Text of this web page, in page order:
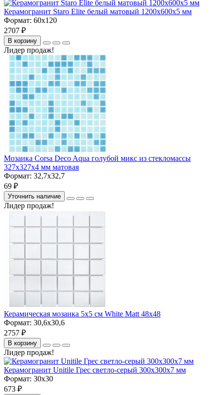
Керамогранит Staro Elite белый матовый 1200х600х5 мм
Формат: 60x120
2707 ₽
В корзину
Лидер продаж!
Мозаика Corsa Deco Aqua голубой микс из стекломассы
327х327х4 мм матовая
Формат: 32,7x32,7
69 ₽
Уточнить наличие
Лидер продаж!
Керамическая мозаика 5x5 см White Matt 48x48
Формат: 30,6x30,6
2757 ₽
В корзину
Лидер продаж!
Керамогранит Unitile Грес светло-серый 300х300х7 мм
Формат: 30x30
673 ₽